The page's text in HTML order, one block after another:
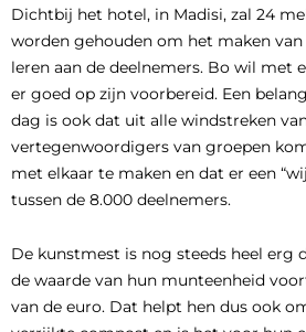
Dichtbij het hotel, in Madisi, zal 24
worden gehouden om het maken
leren aan de deelnemers. Bo wil met
er goed op zijn voorbereid. Een
dag is ook dat uit alle windstreken
vertegenwoordigers van groepen
met elkaar te maken en dat er een
tussen de 8.000 deelnemers.
De kunstmest is nog steeds heel erg
de waarde van hun munteenheid
van de euro. Dat helpt hen dus ook